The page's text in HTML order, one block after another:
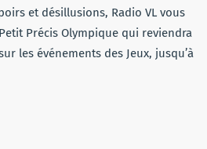
et désillusions, Radio VL vous
Précis Olympique qui reviendra
les événements des Jeux, jusqu’à